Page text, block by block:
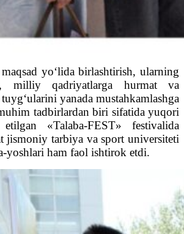
yo‘lida birlashtirish, ularning
milliy qadriyatlarga hurmat va
yanada mustahkamlashga
tadbirlardan biri sifatida yuqori
«Talaba-FEST» festivalida
jismoniy tarbiya va sport universiteti
yoshlari ham faol ishtirok etdi.